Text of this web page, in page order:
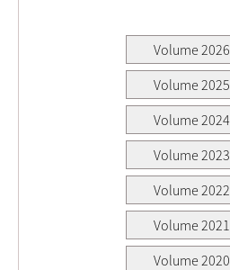
Volume 2026
Volume 2025
Volume 2024
Volume 2023
Volume 2022
Volume 2021
Volume 2020